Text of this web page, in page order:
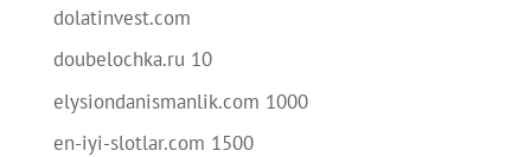
dolatinvest.com
doubelochka.ru 10
elysiondanismanlik.com 1000
en-iyi-slotlar.com 1500